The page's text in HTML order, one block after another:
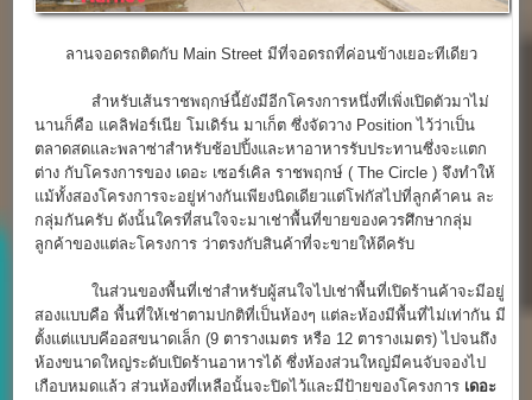
ลานจอดรถติดกับ Main Street มีที่จอดรถที่ค่อนข้างเยอะทีเดียว
สำหรับเส้นราชพฤกษ์นี้ยังมีอีกโครงการหนึ่งที่เพิ่งเปิดตัวมาไม่
นานก็คือ แคลิฟอร์เนีย โมเดิร์น มาเก็ต ซึ่งจัดวาง Position ไว้ว่าเป็น
ตลาดสดและพลาซ่าสำหรับช้อปปิ้งและหาอาหารรับประทานซึ่งจะแตก
ต่าง กับโครงการของ เดอะ เซอร์เคิล ราชพฤกษ์ ( The Circle ) จึงทำให้
แม้ทั้งสองโครงการจะอยู่ห่างกันเพียงนิดเดียวแต่โฟกัสไปที่ลูกค้าคน ละ
กลุ่มกันครับ ดังนั้นใครที่สนใจจะมาเช่าพื้นที่ขายของควรศึกษากลุ่ม
ลูกค้าของแต่ละโครงการ ว่าตรงกับสินค้าที่จะขายให้ดีครับ
ในส่วนของพื้นที่เช่าสำหรับผู้สนใจไปเช่าพื้นที่เปิดร้านค้าจะมีอยู่
สองแบบคือ พื้นที่ให้เช่าตามปกติที่เป็นห้องๆ แต่ละห้องมีพื้นที่ไม่เท่ากัน มี
ตั้งแต่แบบคีออสขนาดเล็ก (9 ตารางเมตร หรือ 12 ตารางเมตร) ไปจนถึง
ห้องขนาดใหญ่ระดับเปิดร้านอาหารได้ ซึ่งห้องส่วนใหญ่มีคนจับจองไป
เกือบหมดแล้ว ส่วนห้องที่เหลือนั้นจะปิดไว้และมีป้ายของโครงการ เดอะ